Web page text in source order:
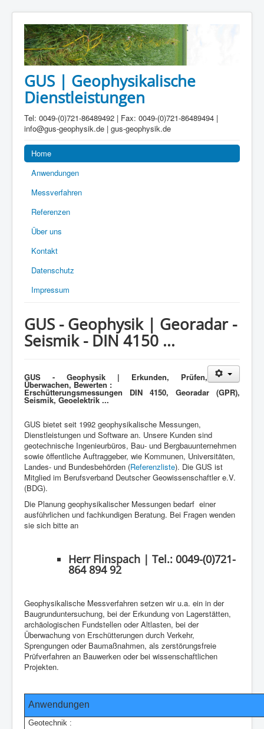
GUS | Geophysikalische
Dienstleistungen
Tel: 0049-(0)721-86489492 | Fax: 0049-(0)721-86489494 |
info@gus-geophysik.de | gus-geophysik.de
Home
Anwendungen
Messverfahren
Referenzen
Über uns
Kontakt
Datenschutz
Impressum
GUS - Geophysik | Georadar -
Seismik - DIN 4150 ...
GUS - Geophysik | Erkunden, Prüfen,
Überwachen, Bewerten :
Erschütterungsmessungen DIN 4150, Georadar (GPR),
Seismik, Geoelektrik ...
GUS bietet seit 1992 geophysikalische Messungen,
Dienstleistungen und Software an. Unsere Kunden sind
geotechnische Ingenieurbüros, Bau- und Bergbauunternehmen
sowie öffentliche Auftraggeber, wie Kommunen, Universitäten,
Landes- und Bundesbehörden (Referenzliste). Die GUS ist
Mitglied im Berufsverband Deutscher Geowissenschaftler e.V.
(BDG).
Die Planung geophysikalischer Messungen bedarf einer
ausführlichen und fachkundigen Beratung. Bei Fragen wenden
sie sich bitte an
Herr Flinspach | Tel.: 0049-(0)721-
864 894 92
Geophysikalische Messverfahren setzen wir u.a. ein in der
Baugrunduntersuchung, bei der Erkundung von Lagerstätten,
archäologischen Fundstellen oder Altlasten, bei der
Überwachung von Erschütterungen durch Verkehr,
Sprengungen oder Baumaßnahmen, als zerstörungsfreie
Prüfverfahren an Bauwerken oder bei wissenschaftlichen
Projekten.
Anwendungen
Geotechnik :